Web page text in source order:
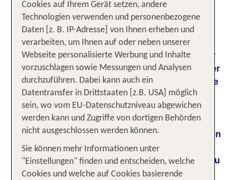
Reisewissen airtours
Mit airtours zu reisen bedeutet eine lückenlose
Kette luxuriöser Erfahrungen, die schon an der
eigenen Haustür beginnen kann. Sie sind immer
erstklassig unterwegs und erhalten persönliche
Privilegien, die der Maßstab einer
hochklassigen Reise sind. Dabei entspricht
airtours auch Ihrem Anspruch an eine
möglichst große Flexibilität und Komfort in allen
Punkten. Im Folgenden erhalten Sie einen
Überblick über die wichtigsten Informationen zu
Ihrer Reise mit airtours.
Cookies auf Ihrem Gerät setzen, andere
Technologien verwenden und personenbezogene
Daten [z. B. IP-Adresse] von Ihnen erheben und
verarbeiten, um Ihnen auf oder neben unserer
Webseite personalisierte Werbung und Inhalte
vorzuschlagen sowie Messungen und Analysen
durchzuführen. Dabei kann auch ein
Datentransfer in Drittstaaten [z.B. USA] möglich
sein, wo vom EU-Datenschutzniveau abgewichen
werden kann und Zugriffe von dortigen Behörden
nicht ausgeschlossen werden können.
Sie können mehr Informationen unter
"Einstellungen" finden und entscheiden, welche
Cookies und welche auf Cookies basierende